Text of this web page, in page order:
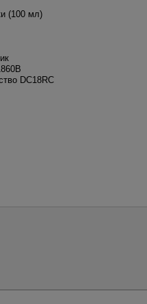
(100 мл)
DC18RC